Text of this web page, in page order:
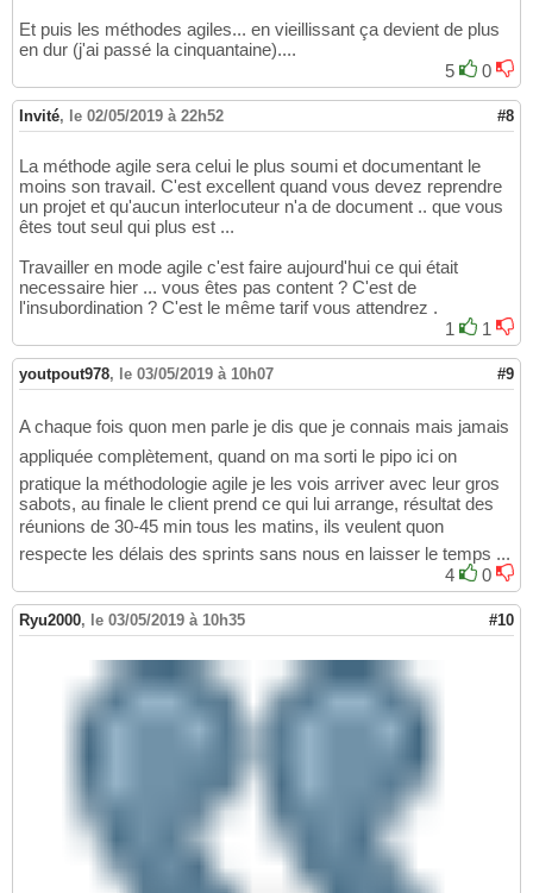
Et puis les méthodes agiles... en vieillissant ça devient de plus
en dur (j'ai passé la cinquantaine)....
5
0
Invité, le 02/05/2019 à 22h52 #8
La méthode agile sera celui le plus soumi et documentant le
moins son travail. C'est excellent quand vous devez reprendre
un projet et qu'aucun interlocuteur n'a de document .. que vous
êtes tout seul qui plus est ...
Travailler en mode agile c'est faire aujourd'hui ce qui était
necessaire hier ... vous êtes pas content ? C'est de
l'insubordination ? C'est le même tarif vous attendrez .
1
1
youtpout978, le 03/05/2019 à 10h07 #9
A chaque fois quon men parle je dis que je connais mais jamais
appliquée complètement, quand on ma sorti le pipo ici on
pratique la méthodologie agile je les vois arriver avec leur gros
sabots, au finale le client prend ce qui lui arrange, résultat des
réunions de 30-45 min tous les matins, ils veulent quon
respecte les délais des sprints sans nous en laisser le temps ...
4
0
Ryu2000, le 03/05/2019 à 10h35 #10